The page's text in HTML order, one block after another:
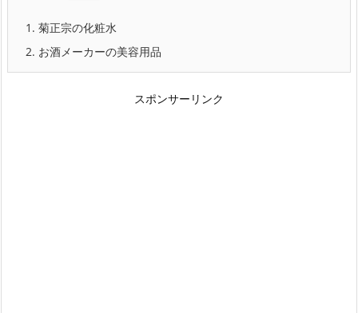
1. 菊正宗の化粧水
2. お酒メーカーの美容用品
スポンサーリンク